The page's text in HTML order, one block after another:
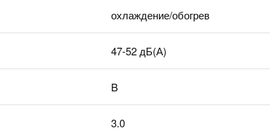
охлаждение/обогрев
47-52 дБ(А)
B
3.0